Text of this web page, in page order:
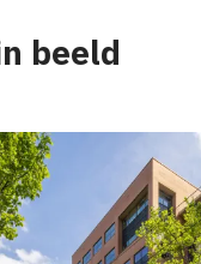
beeld